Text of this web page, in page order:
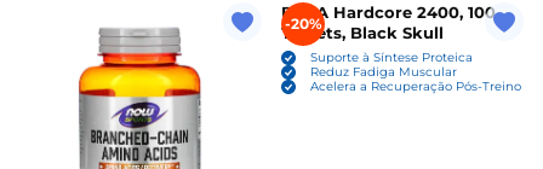
-20%
BCAA Hardcore 2400, 100
Tablets, Black Skull
Suporte à Síntese Proteica
Reduz Fadiga Muscular
Acelera a Recuperação Pós-Treino